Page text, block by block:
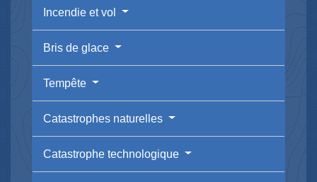
Incendie et vol
Bris de glace
Tempête
Catastrophes naturelles
Catastrophe technologique